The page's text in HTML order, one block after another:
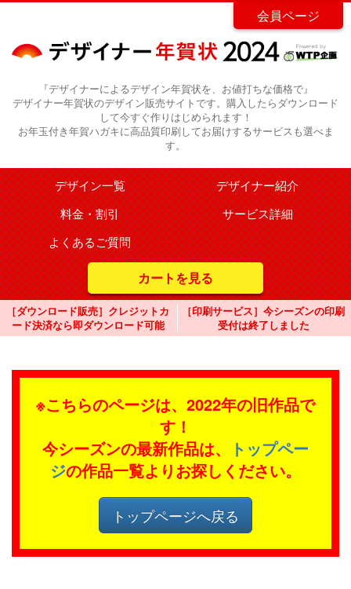
『デザイナーによるデザイン年賀状を、お値打ちな価格で』
デザイナー年賀状のデザイン販売サイトです。購入したらダウンロード
して今すぐ作りはじめられます！
お年玉付き年賀ハガキに高品質印刷してお届けするサービスも選べま
す。
会員ページ
デザイン一覧
デザイナー紹介
料金・割引
サービス詳細
よくあるご質問
カートを見る
［ダウンロード販売］クレジットカ
ード決済なら即ダウンロード可能
［印刷サービス］今シーズンの印刷
受付は終了しました
※こちらのページは、2022年の旧作品で
す！
今シーズンの最新作品は、
トップペー
ジの作品一覧よりお探しください。
トップページへ戻る